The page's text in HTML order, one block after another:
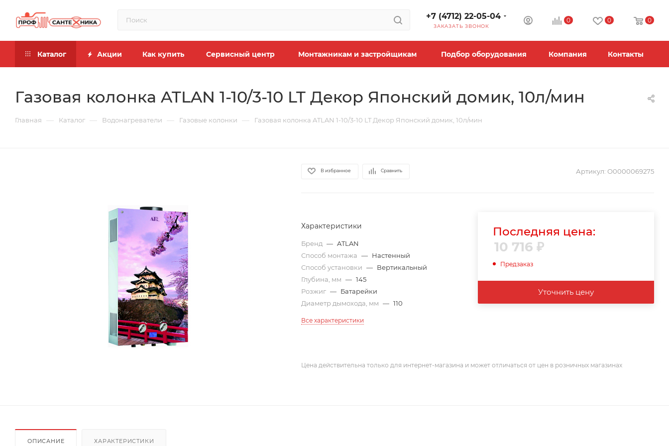
+7 (4712) 22-05-04
ЗАКАЗАТЬ ЗВОНОК
0 0 0
Каталог Акции Как купить Сервисный центр Монтажникам и застройщикам Подбор оборудования Компания Контакты
Газовая колонка ATLAN 1-10/3-10 LT Декор Японский домик, 10л/мин
Главная — Каталог — Водонагреватели — Газовые колонки — Газовая колонка ATLAN 1-10/3-10 LT Декор Японский домик, 10л/мин
В избранное Сравнить Артикул: О0000069275
Характеристики
Бренд — ATLAN
Способ монтажа — Настенный
Способ установки — Вертикальный
Глубина, мм — 145
Розжиг — Батарейки
Диаметр дымохода, мм — 110
Все характеристики
Последняя цена:
10 716 ₽
Предзаказ
Уточнить цену
Цена действительна только для интернет-магазина и может отличаться от цен в розничных магазинах
ОПИСАНИЕ ХАРАКТЕРИСТИКИ